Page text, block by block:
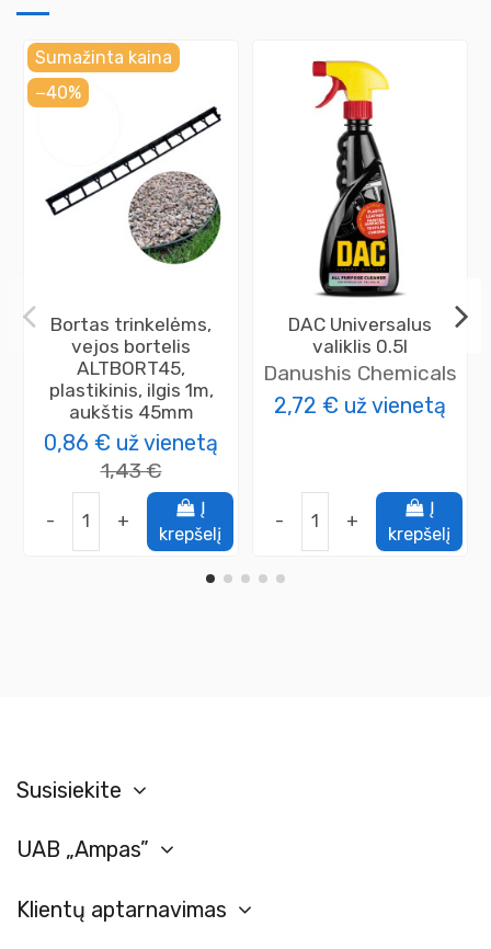
Sumažinta kaina
−40%
Bortas trinkelėms,
vejos bortelis
ALTBORT45,
plastikinis, ilgis 1m,
aukštis 45mm
0,86 € už vienetą
1,43 €
- +
Į
krepšelį
DAC Universalus
valiklis 0.5l
Danushis Chemicals
2,72 € už vienetą
- +
Į
krepšelį
Susisiekite
UAB „Ampas”
Klientų aptarnavimas